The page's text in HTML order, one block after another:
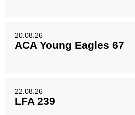
20.08.26
ACA Young Eagles 67
22.08.26
LFA 239